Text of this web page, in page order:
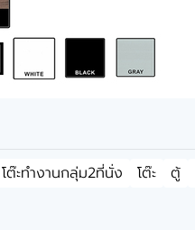
โต๊ะทำงานกลุ่ม2ที่นั่ง โต๊ะ ตู้